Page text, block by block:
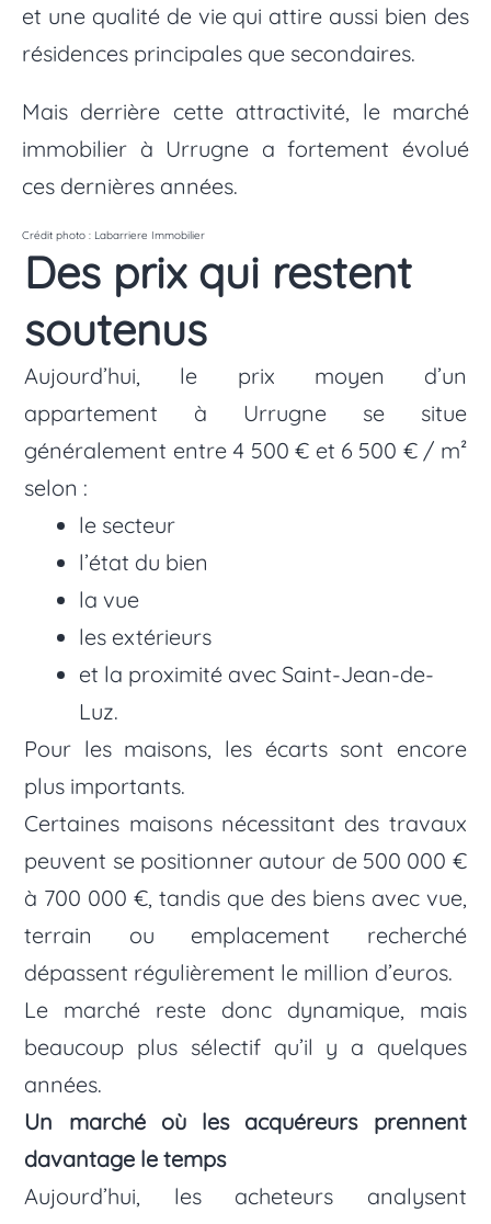
et une qualité de vie qui attire aussi bien des
résidences principales que secondaires.
Mais derrière cette attractivité, le marché
immobilier à Urrugne a fortement évolué
ces dernières années.
Crédit photo : Labarriere Immobilier
Des prix qui restent
soutenus
Aujourd’hui, le prix moyen d’un
appartement à Urrugne se situe
généralement entre 4 500 € et 6 500 € / m²
selon :
le secteur
l’état du bien
la vue
les extérieurs
et la proximité avec Saint-Jean-de-
Luz.
Pour les maisons, les écarts sont encore
plus importants.
Certaines maisons nécessitant des travaux
peuvent se positionner autour de 500 000 €
à 700 000 €, tandis que des biens avec vue,
terrain ou emplacement recherché
dépassent régulièrement le million d’euros.
Le marché reste donc dynamique, mais
beaucoup plus sélectif qu’il y a quelques
années.
Un marché où les acquéreurs prennent
davantage le temps
Aujourd’hui, les acheteurs analysent